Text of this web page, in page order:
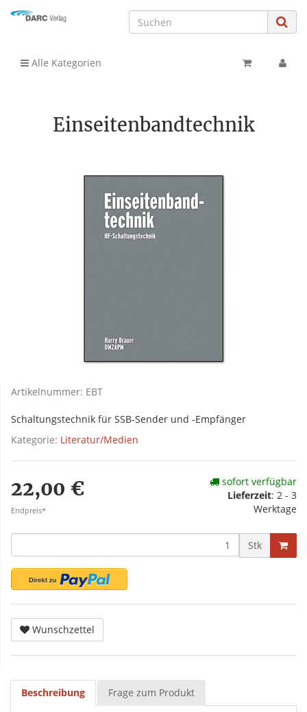
Alle Kategorien
Einseitenbandtechnik
Artikelnummer: EBT
Schaltungstechnik für SSB-Sender und -Empfänger
Kategorie: Literatur/Medien
22,00 €
Endpreis*
sofort verfügbar
Lieferzeit: 2 - 3
Werktage
Stk
Wunschzettel
Beschreibung Frage zum Produkt